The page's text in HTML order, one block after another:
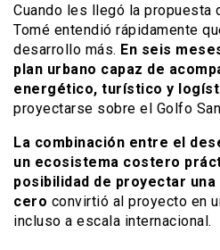
Cuando les llegó la propuesta
Tomé entendió rápidamente
desarrollo más. En seis
plan urbano capaz de
energético, turístico y
proyectarse sobre el Golfo
La combinación entre el
un ecosistema costero
posibilidad de proyectar una
cero convirtió al proyecto en
incluso a escala internacional.